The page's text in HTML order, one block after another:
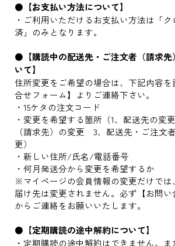
● 【お支払い方法について】
・ご利用いただけるお支払い方法は「
済」のみとなります。
● 【購読中の配送先・ご注文者（請求
いて】
住所変更をご希望の場合は、下記内容を
合せフォーム】よりご連絡下さい。
・15ケタの注文コード
・変更を希望する箇所（1、配送先の変
（請求先）の変更 3、配送先・ご注文
更）
・新しい住所/氏名/電話番号
・何月発送分から変更を希望するか
※マイページの会員情報の変更だけでは
届け先は変更されません。必ず【お問い
からご連絡をお願いいたします。
● 【定期購読の途中解約について】
・定期購読の途中解約はできません。